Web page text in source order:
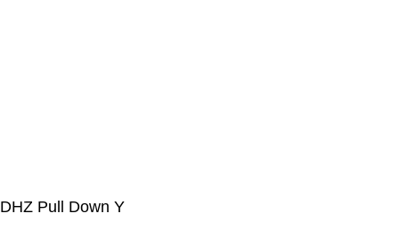
DHZ Pull Down Y